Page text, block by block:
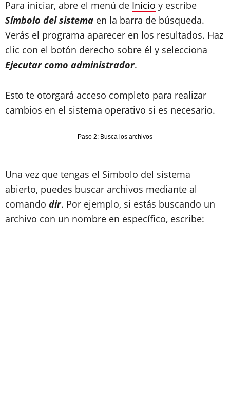
Para iniciar, abre el menú de Inicio y escribe
Símbolo del sistema en la barra de búsqueda.
Verás el programa aparecer en los resultados. Haz
clic con el botón derecho sobre él y selecciona
Ejecutar como administrador.
Esto te otorgará acceso completo para realizar
cambios en el sistema operativo si es necesario.
Paso 2: Busca los archivos
Una vez que tengas el Símbolo del sistema
abierto, puedes buscar archivos mediante al
comando dir. Por ejemplo, si estás buscando un
archivo con un nombre en específico, escribe: